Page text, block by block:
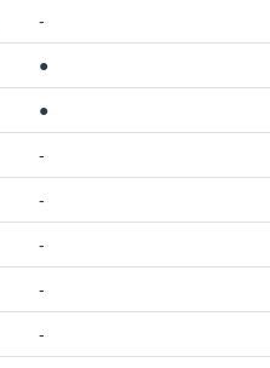
-
●
●
-
-
-
-
-